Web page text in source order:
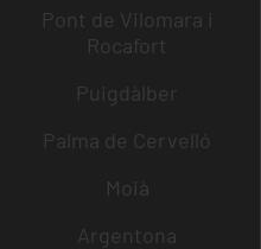
Pont de Vilomara i
Rocafort
Puigdàlber
Palma de Cervelló
Moià
Argentona